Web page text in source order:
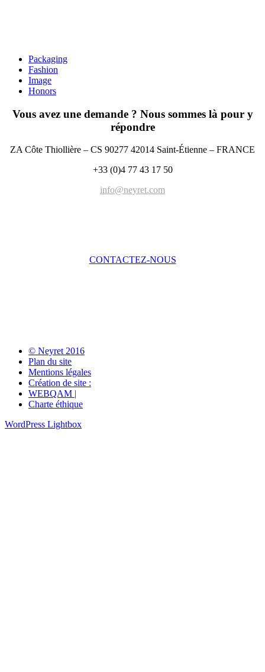
Packaging
Fashion
Image
Honors
Vous avez une demande ? Nous sommes là pour y
répondre
ZA Côte Thiollière – CS 90277 42014 Saint-Étienne – FRANCE
+33 (0)4 77 43 17 50
info@neyret.com
CONTACTEZ-NOUS
© Neyret 2016
Plan du site
Mentions légales
Création de site :
WEBQAM |
Charte éthique
WordPress Lightbox